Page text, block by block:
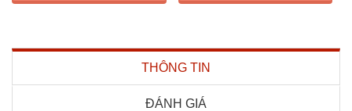
THÔNG TIN
ĐÁNH GIÁ